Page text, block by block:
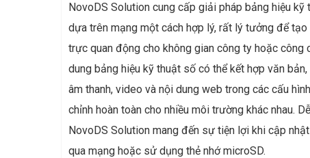
NovoDS Solution cung cấp giải pháp bảng hiệu kỹ
dựa trên mạng một cách hợp lý, rất lý tưởng để tạo
trực quan động cho không gian công ty hoặc công
dung bảng hiệu kỹ thuật số có thể kết hợp văn bản,
âm thanh, video và nội dung web trong các cấu
chỉnh hoàn toàn cho nhiều môi trường khác nhau.
NovoDS Solution mang đến sự tiện lợi khi cập
qua mạng hoặc sử dụng thẻ nhớ microSD.